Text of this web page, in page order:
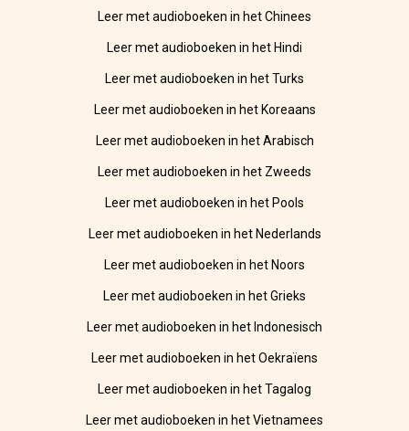
Leer met audioboeken in het Chinees
Leer met audioboeken in het Hindi
Leer met audioboeken in het Turks
Leer met audioboeken in het Koreaans
Leer met audioboeken in het Arabisch
Leer met audioboeken in het Zweeds
Leer met audioboeken in het Pools
Leer met audioboeken in het Nederlands
Leer met audioboeken in het Noors
Leer met audioboeken in het Grieks
Leer met audioboeken in het Indonesisch
Leer met audioboeken in het Oekraïens
Leer met audioboeken in het Tagalog
Leer met audioboeken in het Vietnamees